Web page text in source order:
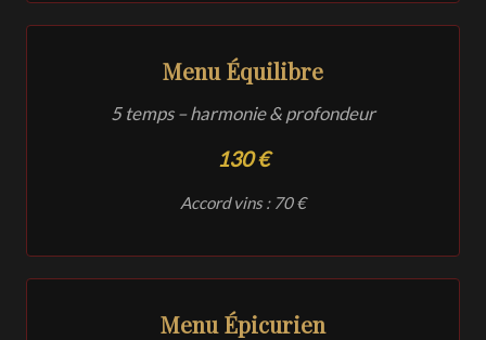
Menu Équilibre
5 temps – harmonie & profondeur
130 €
Accord vins : 70 €
Menu Épicurien